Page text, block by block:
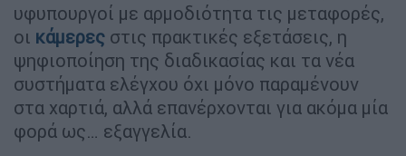
υφυπουργοί με αρμοδιότητα τις μεταφορές,
οι κάμερες στις πρακτικές εξετάσεις, η
ψηφιοποίηση της διαδικασίας και τα νέα
συστήματα ελέγχου όχι μόνο παραμένουν
στα χαρτιά, αλλά επανέρχονται για ακόμα μία
φορά ως… εξαγγελία.